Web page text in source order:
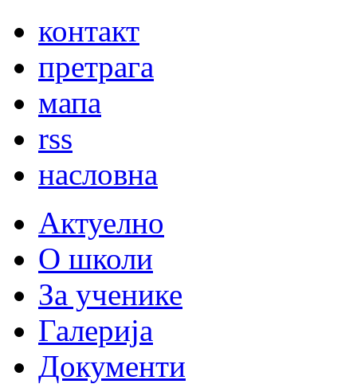
контакт
претрага
мапа
rss
насловна
Актуелно
О школи
За ученике
Галерија
Документи